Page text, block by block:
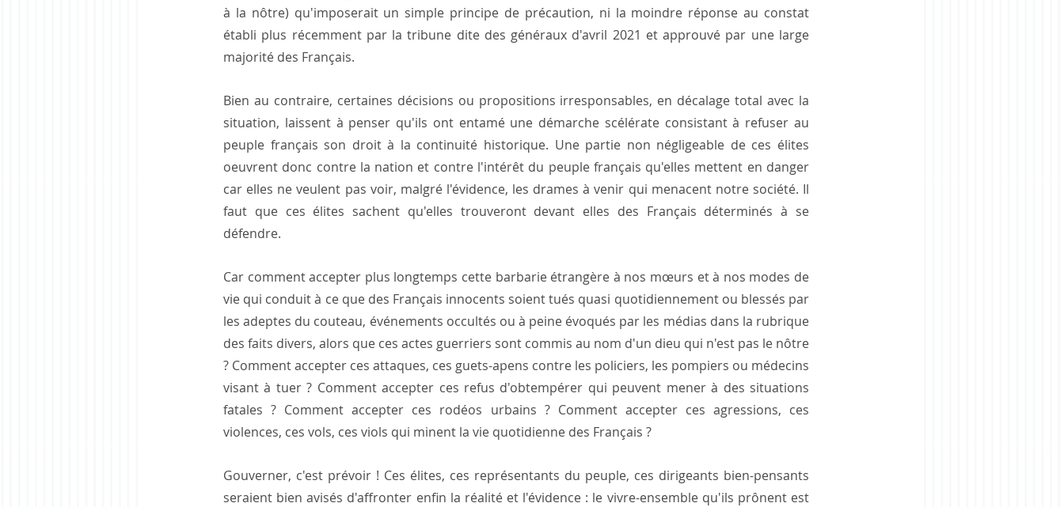
à la nôtre) qu'imposerait un simple principe de précaution, ni la moindre réponse au constat
établi plus récemment par la tribune dite des généraux d'avril 2021 et approuvé par une large
majorité des Français.
Bien au contraire, certaines décisions ou propositions irresponsables, en décalage total avec la
situation, laissent à penser qu'ils ont entamé une démarche scélérate consistant à refuser au
peuple français son droit à la continuité historique. Une partie non négligeable de ces élites
oeuvrent donc contre la nation et contre l'intérêt du peuple français qu'elles mettent en danger
car elles ne veulent pas voir, malgré l'évidence, les drames à venir qui menacent notre société. Il
faut que ces élites sachent qu'elles trouveront devant elles des Français déterminés à se
défendre.
Car comment accepter plus longtemps cette barbarie étrangère à nos mœurs et à nos modes de
vie qui conduit à ce que des Français innocents soient tués quasi quotidiennement ou blessés par
les adeptes du couteau, événements occultés ou à peine évoqués par les médias dans la rubrique
des faits divers, alors que ces actes guerriers sont commis au nom d'un dieu qui n'est pas le nôtre
? Comment accepter ces attaques, ces guets-apens contre les policiers, les pompiers ou médecins
visant à tuer ? Comment accepter ces refus d'obtempérer qui peuvent mener à des situations
fatales ? Comment accepter ces rodéos urbains ? Comment accepter ces agressions, ces
violences, ces vols, ces viols qui minent la vie quotidienne des Français ?
Gouverner, c'est prévoir ! Ces élites, ces représentants du peuple, ces dirigeants bien-pensants
seraient bien avisés d'affronter enfin la réalité et l'évidence : le vivre-ensemble qu'ils prônent est